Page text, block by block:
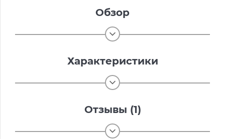
Обзор
Характеристики
Отзывы (1)